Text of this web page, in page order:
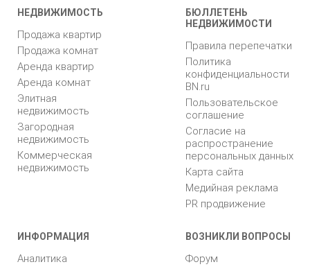
НЕДВИЖИМОСТЬ
Продажа квартир
Продажа комнат
Аренда квартир
Аренда комнат
Элитная
недвижимость
Загородная
недвижимость
Коммерческая
недвижимость
БЮЛЛЕТЕНЬ
НЕДВИЖИМОСТИ
Правила перепечатки
Политика
конфиденциальности
BN.ru
Пользовательское
соглашение
Согласие на
распространение
персональных данных
Карта сайта
Медийная реклама
PR продвижение
ИНФОРМАЦИЯ
Аналитика
ВОЗНИКЛИ ВОПРОСЫ
Форум